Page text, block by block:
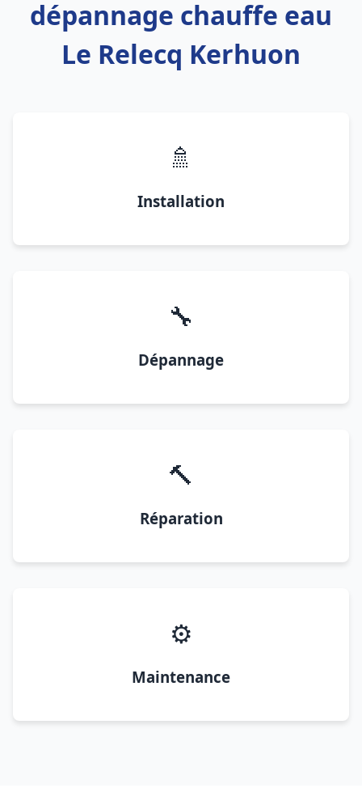
dépannage chauffe eau
Le Relecq Kerhuon
🚿
Installation
🔧
Dépannage
🔨
Réparation
⚙️
Maintenance